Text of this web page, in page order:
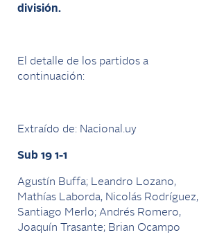
división.
El detalle de los partidos a
continuación:
Extraído de: Nacional.uy
Sub 19 1-1
Agustín Buffa; Leandro Lozano,
Mathías Laborda, Nicolás Rodríguez,
Santiago Merlo; Andrés Romero,
Joaquín Trasante; Brian Ocampo